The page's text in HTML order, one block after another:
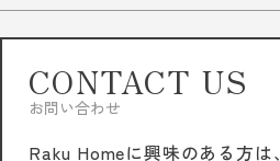
CONTACT US
お問い合わせ
Raku Homeに興味のある方は、